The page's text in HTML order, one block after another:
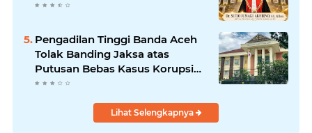
Pengadilan Tinggi Banda Aceh
Tolak Banding Jaksa atas
Putusan Bebas Kasus Korupsi
Wastafel
Lihat Selengkapnya